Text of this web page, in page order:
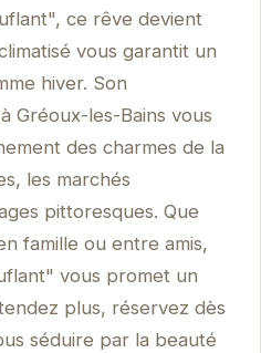
ce rêve devient
vous garantit un
hiver. Son
Gréoux-les-Bains vous
des charmes de la
les marchés
pittoresques. Que
famille ou entre amis,
vous promet un
plus, réservez dès
séduire par la beauté